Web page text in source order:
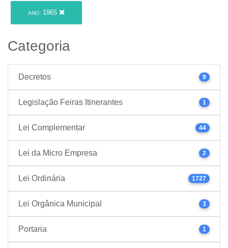
ANO: 1965
Categoria
Decretos 9
Legislação Feiras Itinerantes 1
Lei Complementar 44
Lei da Micro Empresa 2
Lei Ordinária 1727
Lei Orgânica Municipal 3
Portaria 1